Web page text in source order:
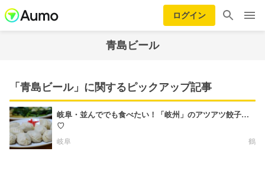
ログイン
青島ビール
「青島ビール」に関するピックアップ記事
岐阜・並んででも食べたい！「岐州」のアツアツ餃子…
♡
岐阜
鶴